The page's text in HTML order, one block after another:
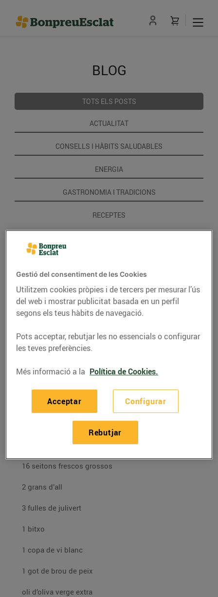
BLOG
TOTS ELS POSTS
ACTUALITAT
CONSELLS I HÀBITS SALUDABLES
ENERGIA
GASTRONOMIA I TRADICIONS
RECEPTES
fregits amb vi blanc
11/de juny/2020
Ingredients per a 4 persones:
16 seitons frescos grossos
2 grans d’all
3 fulles de julivert
1 bitxo
1 copa de vi blanc
1 got de brou de peix
oli d’oliva verge extra
Gestió del consentiment de les Cookies
Utilitzem cookies pròpies i de tercers per mesurar l’ús
del web i mostrar publicitat basada en un perfil
segons els teus hàbits de navegació.
Pots acceptar, rebutjar les no essencials o configurar
les teves preferències.
Més informació a la Política de Cookies.
Configurar
Rebutjar
Acceptar